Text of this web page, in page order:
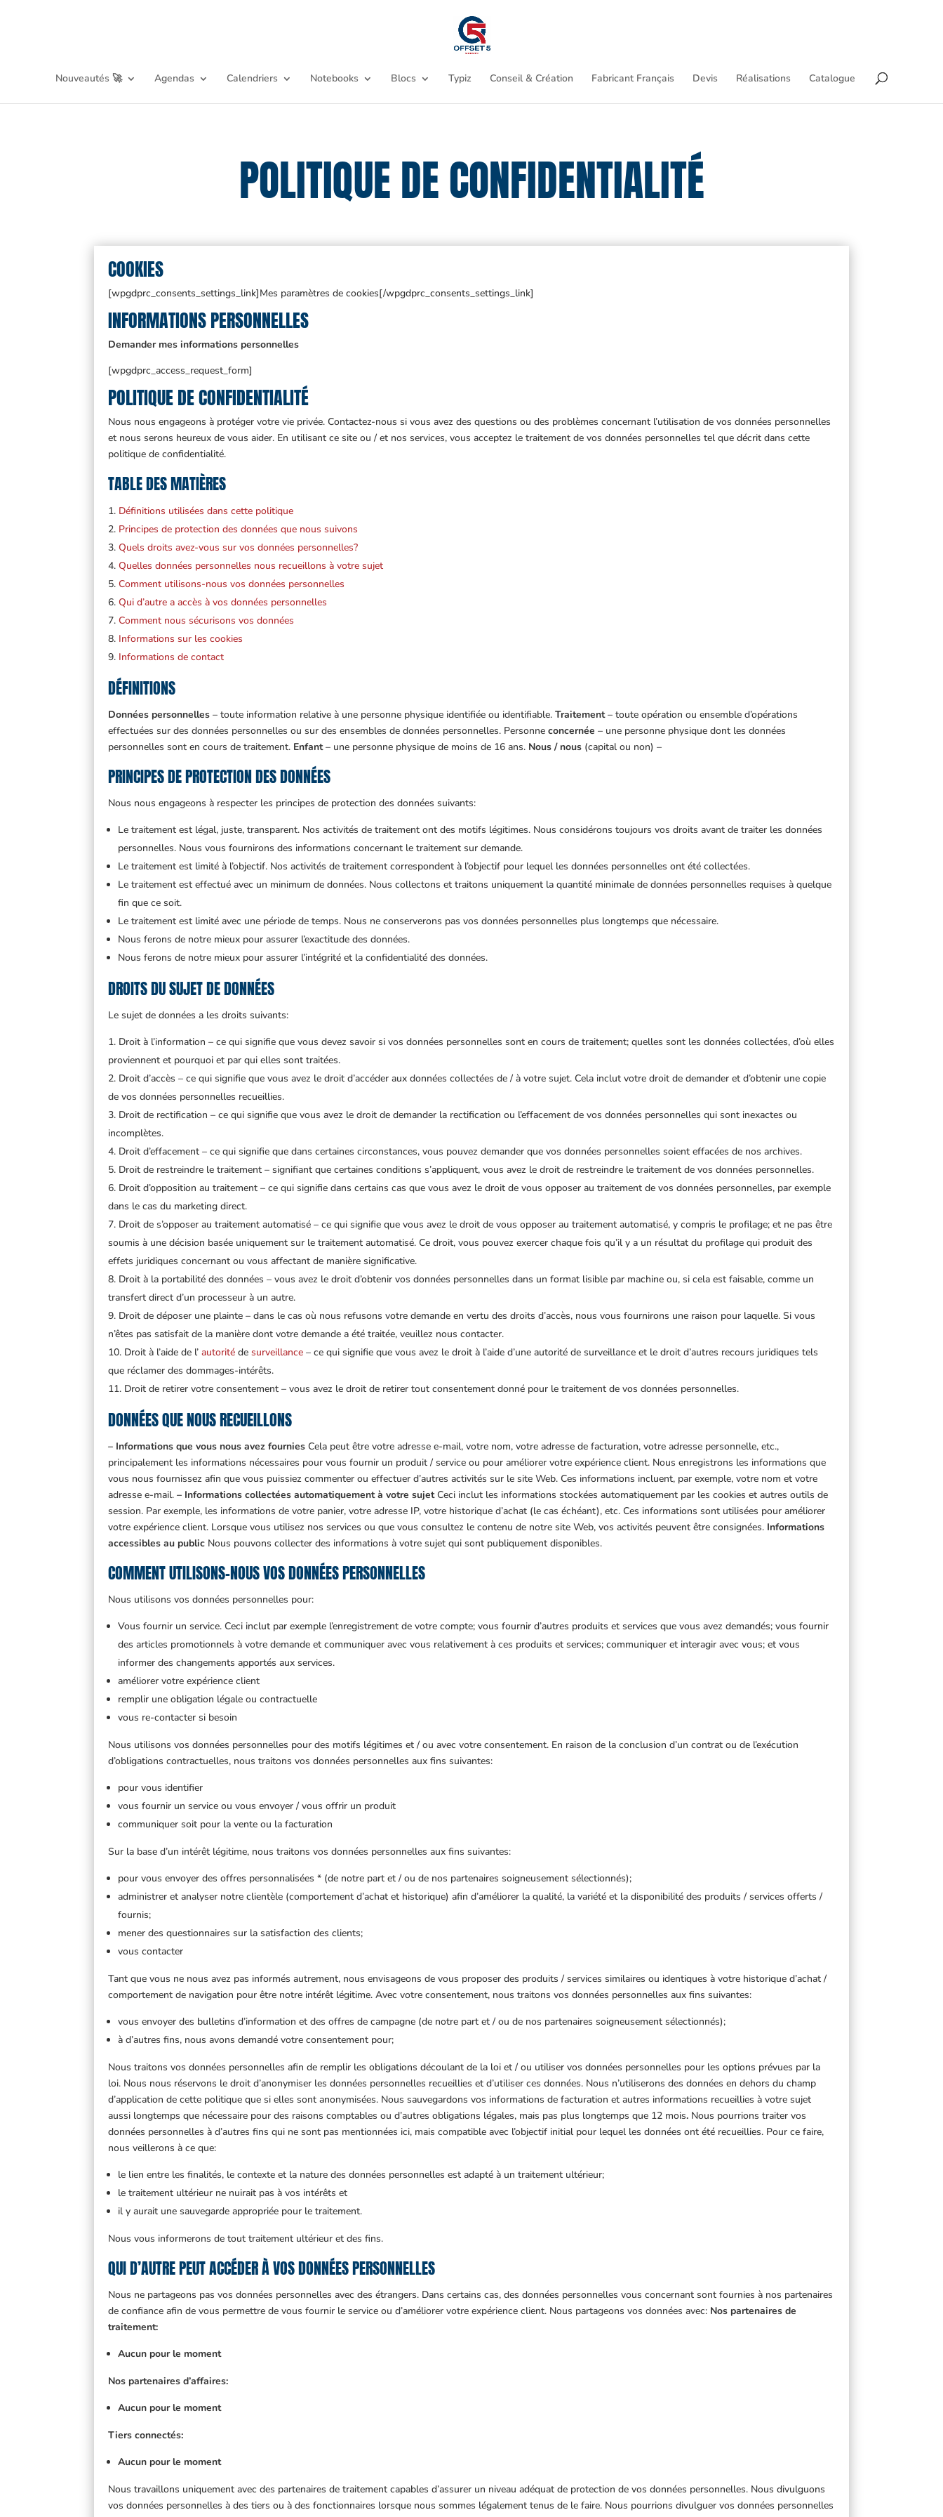
Nouveautés 🚀 Agendas Calendriers Notebooks Blocs Typiz Conseil & Création Fabricant Français Devis Réalisations Catalogue
POLITIQUE DE CONFIDENTIALITÉ
COOKIES
[wpgdprc_consents_settings_link]Mes paramètres de cookies[/wpgdprc_consents_settings_link]
INFORMATIONS PERSONNELLES
Demander mes informations personnelles
[wpgdprc_access_request_form]
POLITIQUE DE CONFIDENTIALITÉ
Nous nous engageons à protéger votre vie privée. Contactez-nous si vous avez des questions ou des problèmes concernant l’utilisation de vos données personnelles
et nous serons heureux de vous aider. En utilisant ce site ou / et nos services, vous acceptez le traitement de vos données personnelles tel que décrit dans cette
politique de confidentialité.
TABLE DES MATIÈRES
Définitions utilisées dans cette politique
Principes de protection des données que nous suivons
Quels droits avez-vous sur vos données personnelles?
Quelles données personnelles nous recueillons à votre sujet
Comment utilisons-nous vos données personnelles
Qui d’autre a accès à vos données personnelles
Comment nous sécurisons vos données
Informations sur les cookies
Informations de contact
DÉFINITIONS
Données personnelles – toute information relative à une personne physique identifiée ou identifiable.Traitement– toute opération ou ensemble d’opérations
effectuées sur des données personnelles ou sur des ensembles de données personnelles. Personneconcernée – une personne physique dont les données
personnelles sont en cours de traitement. Enfant– une personne physique de moins de 16 ans. Nous / nous (capital ou non) –
PRINCIPES DE PROTECTION DES DONNÉES
Nous nous engageons à respecter les principes de protection des données suivants:
Le traitement est légal, juste, transparent. Nos activités de traitement ont des motifs légitimes. Nous considérons toujours vos droits avant de traiter les données
personnelles. Nous vous fournirons des informations concernant le traitement sur demande.
Le traitement est limité à l’objectif. Nos activités de traitement correspondent à l’objectif pour lequel les données personnelles ont été collectées.
Le traitement est effectué avec un minimum de données. Nous collectons et traitons uniquement la quantité minimale de données personnelles requises à quelque
fin que ce soit.
Le traitement est limité avec une période de temps. Nous ne conserverons pas vos données personnelles plus longtemps que nécessaire.
Nous ferons de notre mieux pour assurer l’exactitude des données.
Nous ferons de notre mieux pour assurer l’intégrité et la confidentialité des données.
DROITS DU SUJET DE DONNÉES
Le sujet de données a les droits suivants:
Droit à l’information – ce qui signifie que vous devez savoir si vos données personnelles sont en cours de traitement; quelles sont les données collectées, d’où elles
proviennent et pourquoi et par qui elles sont traitées.
Droit d’accès – ce qui signifie que vous avez le droit d’accéder aux données collectées de / à votre sujet. Cela inclut votre droit de demander et d’obtenir une copie
de vos données personnelles recueillies.
Droit de rectification – ce qui signifie que vous avez le droit de demander la rectification ou l’effacement de vos données personnelles qui sont inexactes ou
incomplètes.
Droit d’effacement – ce qui signifie que dans certaines circonstances, vous pouvez demander que vos données personnelles soient effacées de nos archives.
Droit de restreindre le traitement – signifiant que certaines conditions s’appliquent, vous avez le droit de restreindre le traitement de vos données personnelles.
Droit d’opposition au traitement – ce qui signifie dans certains cas que vous avez le droit de vous opposer au traitement de vos données personnelles, par exemple
dans le cas du marketing direct.
Droit de s’opposer au traitement automatisé – ce qui signifie que vous avez le droit de vous opposer au traitement automatisé, y compris le profilage; et ne pas être
soumis à une décision basée uniquement sur le traitement automatisé. Ce droit, vous pouvez exercer chaque fois qu’il y a un résultat du profilage qui produit des
effets juridiques concernant ou vous affectant de manière significative.
Droit à la portabilité des données – vous avez le droit d’obtenir vos données personnelles dans un format lisible par machine ou, si cela est faisable, comme un
transfert direct d’un processeur à un autre.
Droit de déposer une plainte – dans le cas où nous refusons votre demande en vertu des droits d’accès, nous vous fournirons une raison pour laquelle. Si vous
n’êtes pas satisfait de la manière dont votre demande a été traitée, veuillez nous contacter.
Droit à l’aide de l’autorité desurveillance – ce qui signifie que vous avez le droit à l’aide d’une autorité de surveillance et le droit d’autres recours juridiques tels
que réclamer des dommages-intérêts.
Droit de retirer votre consentement – vous avez le droit de retirer tout consentement donné pour le traitement de vos données personnelles.
DONNÉES QUE NOUS RECUEILLONS
– Informations que vous nous avez fournies Cela peut être votre adresse e-mail, votre nom, votre adresse de facturation, votre adresse personnelle, etc.,
principalement les informations nécessaires pour vous fournir un produit / service ou pour améliorer votre expérience client. Nous enregistrons les informations que
vous nous fournissez afin que vous puissiez commenter ou effectuer d’autres activités sur le site Web. Ces informations incluent, par exemple, votre nom et votre
adresse e-mail.– Informations collectées automatiquement à votre sujetCeci inclut les informations stockées automatiquement par les cookies et autres outils de
session. Par exemple, les informations de votre panier, votre adresse IP, votre historique d’achat (le cas échéant), etc. Ces informations sont utilisées pour améliorer
votre expérience client. Lorsque vous utilisez nos services ou que vous consultez le contenu de notre site Web, vos activités peuvent être consignées. Informations
accessibles au public Nous pouvons collecter des informations à votre sujet qui sont publiquement disponibles.
COMMENT UTILISONS-NOUS VOS DONNÉES PERSONNELLES
Nous utilisons vos données personnelles pour:
Vous fournir un service. Ceci inclut par exemple l’enregistrement de votre compte; vous fournir d’autres produits et services que vous avez demandés; vous fournir
des articles promotionnels à votre demande et communiquer avec vous relativement à ces produits et services; communiquer et interagir avec vous; et vous
informer des changements apportés aux services.
améliorer votre expérience client
remplir une obligation légale ou contractuelle
vous re-contacter si besoin
Nous utilisons vos données personnelles pour des motifs légitimes et / ou avec votre consentement. En raison de la conclusion d’un contrat ou de l’exécution
d’obligations contractuelles, nous traitons vos données personnelles aux fins suivantes:
pour vous identifier
vous fournir un service ou vous envoyer / vous offrir un produit
communiquer soit pour la vente ou la facturation
Sur la base d’un intérêt légitime, nous traitons vos données personnelles aux fins suivantes:
pour vous envoyer des offres personnalisées * (de notre part et / ou de nos partenaires soigneusement sélectionnés);
administrer et analyser notre clientèle (comportement d’achat et historique) afin d’améliorer la qualité, la variété et la disponibilité des produits / services offerts /
fournis;
mener des questionnaires sur la satisfaction des clients;
vous contacter
Tant que vous ne nous avez pas informés autrement, nous envisageons de vous proposer des produits / services similaires ou identiques à votre historique d’achat /
comportement de navigation pour être notre intérêt légitime. Avec votre consentement, nous traitons vos données personnelles aux fins suivantes:
vous envoyer des bulletins d’information et des offres de campagne (de notre part et / ou de nos partenaires soigneusement sélectionnés);
à d’autres fins, nous avons demandé votre consentement pour;
Nous traitons vos données personnelles afin de remplir les obligations découlant de la loi et / ou utiliser vos données personnelles pour les options prévues par la
loi. Nous nous réservons le droit d’anonymiser les données personnelles recueillies et d’utiliser ces données. Nous n’utiliserons des données en dehors du champ
d’application de cette politique que si elles sont anonymisées. Nous sauvegardons vos informations de facturation et autres informations recueillies à votre sujet
aussi longtemps que nécessaire pour des raisons comptables ou d’autres obligations légales, mais pas plus longtemps que 12 mois. Nous pourrions traiter vos
données personnelles à d’autres fins qui ne sont pas mentionnées ici, mais compatible avec l’objectif initial pour lequel les données ont été recueillies. Pour ce faire,
nous veillerons à ce que:
le lien entre les finalités, le contexte et la nature des données personnelles est adapté à un traitement ultérieur;
le traitement ultérieur ne nuirait pas à vos intérêts et
il y aurait une sauvegarde appropriée pour le traitement.
Nous vous informerons de tout traitement ultérieur et des fins.
QUI D’AUTRE PEUT ACCÉDER À VOS DONNÉES PERSONNELLES
Nous ne partageons pas vos données personnelles avec des étrangers. Dans certains cas, des données personnelles vous concernant sont fournies à nos partenaires
de confiance afin de vous permettre de vous fournir le service ou d’améliorer votre expérience client. Nous partageons vos données avec: Nos partenaires de
traitement:
Aucun pour le moment
Nos partenaires d’affaires:
Aucun pour le moment
Tiers connectés:
Aucun pour le moment
Nous travaillons uniquement avec des partenaires de traitement capables d’assurer un niveau adéquat de protection de vos données personnelles. Nous divulguons
vos données personnelles à des tiers ou à des fonctionnaires lorsque nous sommes légalement tenus de le faire. Nous pourrions divulguer vos données personnelles